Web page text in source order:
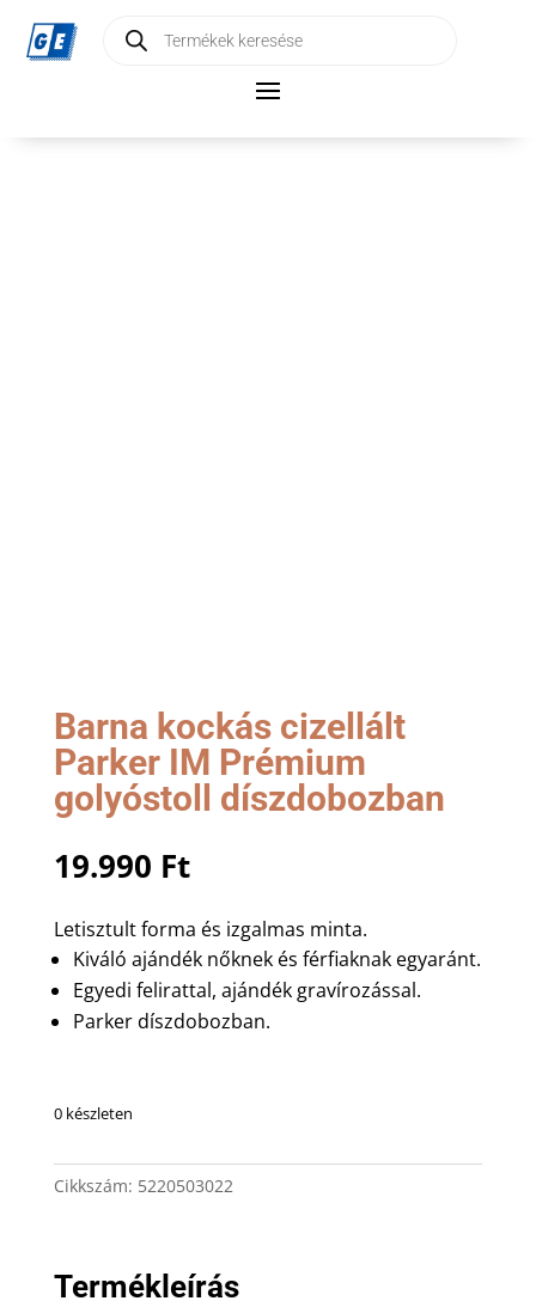
search
Barna kockás cizellált
Parker IM Prémium
golyóstoll díszdobozban
19.990 Ft
Letisztult forma és izgalmas minta.
Kiváló ajándék nőknek és férfiaknak egyaránt.
Egyedi felirattal, ajándék gravírozással.
Parker díszdobozban.
0 készleten
Cikkszám: 5220503022
Termékleírás